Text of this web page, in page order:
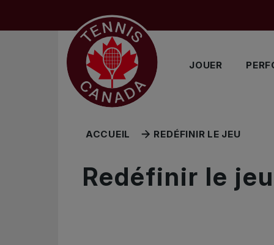
JOUER
ACCUEIL REDÉFINIR LE JEU
Redéfinir le jeu